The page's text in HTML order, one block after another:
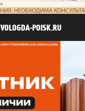
VOLOGDA-POISK.RU